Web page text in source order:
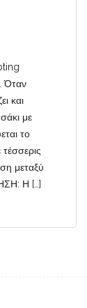
Όταν
και
με
το
τέσσερις
μεταξύ
Η […]